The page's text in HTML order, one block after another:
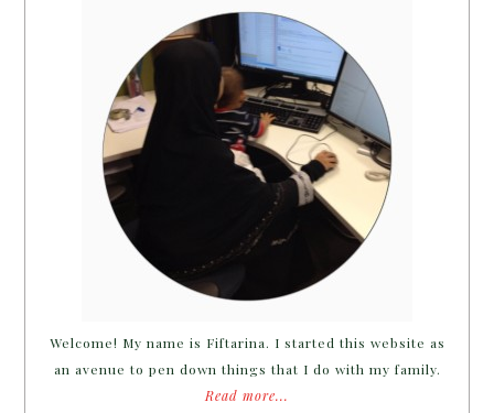
Welcome! My name is Fiftarina. I started this website as
an avenue to pen down things that I do with my family.
Read more...